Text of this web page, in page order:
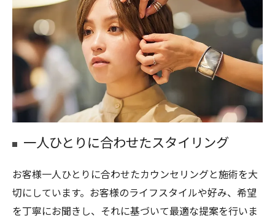
一人ひとりに合わせたスタイリング
お客様一人ひとりに合わせたカウンセリングと施術を大
切にしています。お客様のライフスタイルや好み、希望
を丁寧にお聞きし、それに基づいて最適な提案を行いま